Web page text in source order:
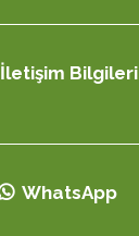
İletişim Bilgileri
WhatsApp